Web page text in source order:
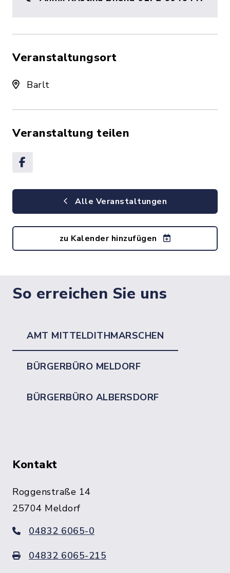
Veranstaltungsort
Barlt
Veranstaltung teilen
Alle Veranstaltungen
zu Kalender hinzufügen
So erreichen Sie uns
AMT MITTELDITHMARSCHEN
BÜRGERBÜRO MELDORF
BÜRGERBÜRO ALBERSDORF
Kontakt
Roggenstraße 14
25704 Meldorf
04832 6065-0
04832 6065-215